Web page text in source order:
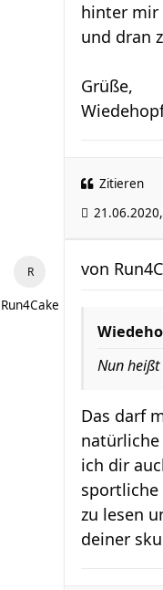
hinter mir
und dran
Grüße,
Zitieren
Run4Cake
von
Nun heißt
Das darf
natürliche
ich dir
sportliche
zu lesen
deiner